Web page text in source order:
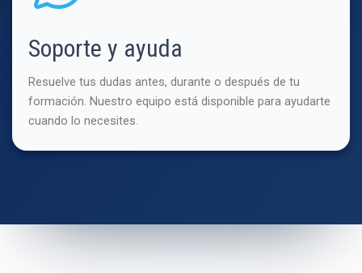
Soporte y ayuda
Resuelve tus dudas antes, durante o después de tu
formación. Nuestro equipo está disponible para ayudarte
cuando lo necesites.